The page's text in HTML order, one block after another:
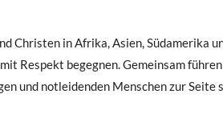
Christen in Afrika, Asien, Südamerika
Respekt begegnen. Gemeinsam
und notleidenden Menschen zur Seite